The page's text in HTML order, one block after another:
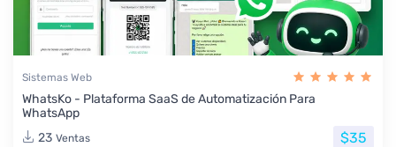
Sistemas Web
WhatsKo - Plataforma SaaS de Automatización Para
WhatsApp
23 Ventas $35